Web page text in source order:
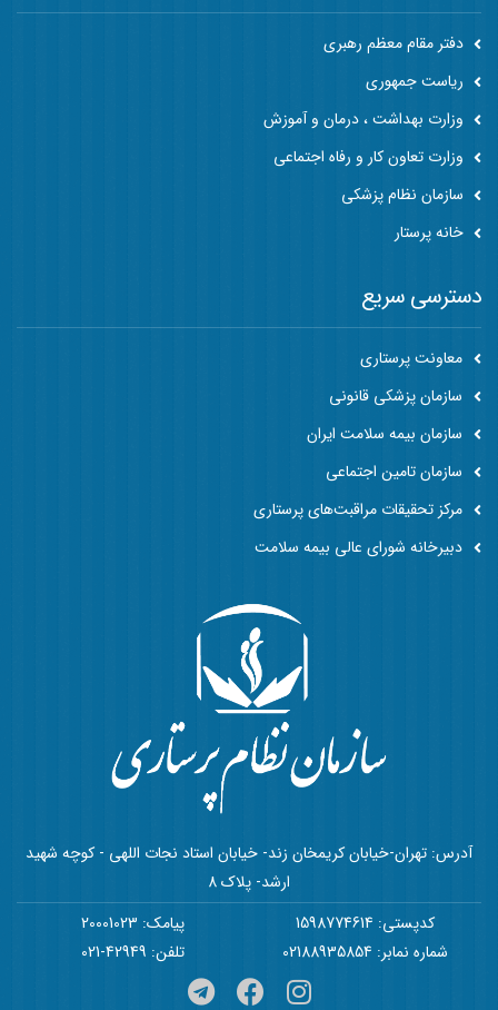
دفتر مقام معظم رهبری
ریاست جمهوری
وزارت بهداشت ، درمان و آموزش
وزارت تعاون کار و رفاه اجتماعی
سازمان نظام پزشکی
خانه پرستار
آدرس: تهران-خیابان کریمخان زند- خیابان استاد نجات اللهی - کوچه شهید
ارشد- پلاک 8
کدپستی: 1598774614
پیامک: 20001023
شماره نمابر: 02188935854
تلفن: 42949-021
دسترسی سریع
معاونت پرستاری
سازمان پزشکی قانونی
سازمان بیمه سلامت ایران
سازمان تامین اجتماعی
مرکز تحقیقات مراقبت‌های پرستاری
دبیرخانه شورای عالی بیمه سلامت